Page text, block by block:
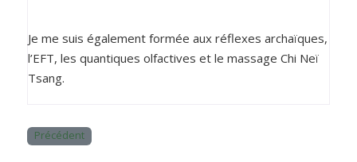
Je me suis également formée aux réflexes archaïques,
l’EFT, les quantiques olfactives et le massage Chi Neï
Tsang.
Précédent